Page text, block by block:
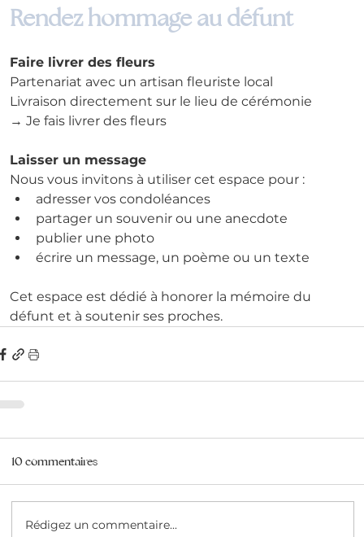
Rendez hommage au défunt
Faire livrer des fleurs
Partenariat avec un artisan fleuriste local
Livraison directement sur le lieu de cérémonie
→ Je fais livrer des fleurs
Laisser un message
Nous vous invitons à utiliser cet espace pour :
adresser vos condoléances
partager un souvenir ou une anecdote
publier une photo
écrire un message, un poème ou un texte
Cet espace est dédié à honorer la mémoire du
défunt et à soutenir ses proches.
10 commentaires
Rédigez un commentaire...